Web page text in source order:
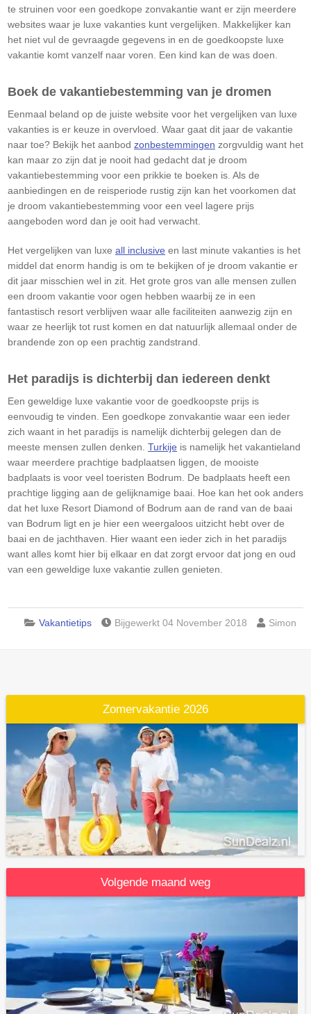
te struinen voor een goedkope zonvakantie want er zijn meerdere
websites waar je luxe vakanties kunt vergelijken. Makkelijker kan
het niet vul de gevraagde gegevens in en de goedkoopste luxe
vakantie komt vanzelf naar voren. Een kind kan de was doen.
Boek de vakantiebestemming van je dromen
Eenmaal beland op de juiste website voor het vergelijken van luxe
vakanties is er keuze in overvloed. Waar gaat dit jaar de vakantie
naar toe? Bekijk het aanbod zonbestemmingen zorgvuldig want het
kan maar zo zijn dat je nooit had gedacht dat je droom
vakantiebestemming voor een prikkie te boeken is. Als de
aanbiedingen en de reisperiode rustig zijn kan het voorkomen dat
je droom vakantiebestemming voor een veel lagere prijs
aangeboden word dan je ooit had verwacht.
Het vergelijken van luxe all inclusive en last minute vakanties is het
middel dat enorm handig is om te bekijken of je droom vakantie er
dit jaar misschien wel in zit. Het grote gros van alle mensen zullen
een droom vakantie voor ogen hebben waarbij ze in een
fantastisch resort verblijven waar alle faciliteiten aanwezig zijn en
waar ze heerlijk tot rust komen en dat natuurlijk allemaal onder de
brandende zon op een prachtig zandstrand.
Het paradijs is dichterbij dan iedereen denkt
Een geweldige luxe vakantie voor de goedkoopste prijs is
eenvoudig te vinden. Een goedkope zonvakantie waar een ieder
zich waant in het paradijs is namelijk dichterbij gelegen dan de
meeste mensen zullen denken. Turkije is namelijk het vakantieland
waar meerdere prachtige badplaatsen liggen, de mooiste
badplaats is voor veel toeristen Bodrum. De badplaats heeft een
prachtige ligging aan de gelijknamige baai. Hoe kan het ook anders
dat het luxe Resort Diamond of Bodrum aan de rand van de baai
van Bodrum ligt en je hier een weergaloos uitzicht hebt over de
baai en de jachthaven. Hier waant een ieder zich in het paradijs
want alles komt hier bij elkaar en dat zorgt ervoor dat jong en oud
van een geweldige luxe vakantie zullen genieten.
Vakantietips Bijgewerkt 04 November 2018 Simon
Zomervakantie 2026
Volgende maand weg